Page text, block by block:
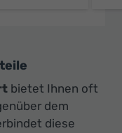
bietet Ihnen oft
dem
diese